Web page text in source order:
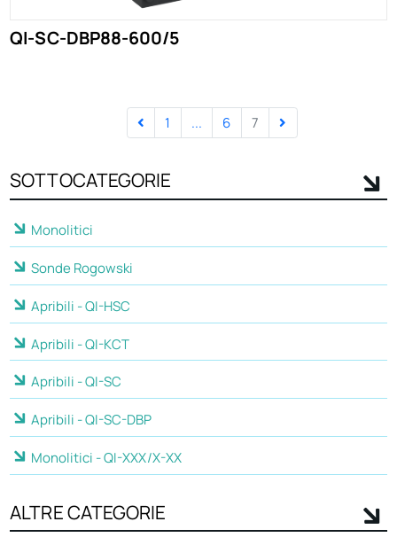
QI-SC-DBP88-600/5
1 ... 6 7
SOTTOCATEGORIE
Monolitici
Sonde Rogowski
Apribili - QI-HSC
Apribili - QI-KCT
Apribili - QI-SC
Apribili - QI-SC-DBP
Monolitici - QI-XXX/X-XX
ALTRE CATEGORIE